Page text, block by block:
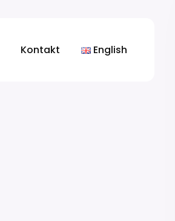
Kontakt English